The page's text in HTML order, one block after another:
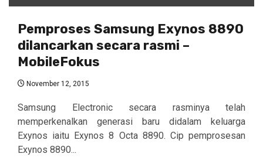
Pemproses Samsung Exynos 8890
dilancarkan secara rasmi –
MobileFokus
November 12, 2015
Samsung Electronic secara rasminya telah
memperkenalkan generasi baru didalam keluarga
Exynos iaitu Exynos 8 Octa 8890. Cip pemprosesan
Exynos 8890...